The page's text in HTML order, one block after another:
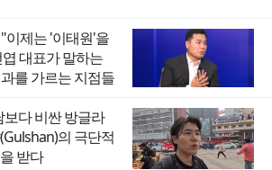
이제는 '이태원'을
대표가 말하는
를 가르는 지점들
다 비싼 방글라
의 극단적
받다